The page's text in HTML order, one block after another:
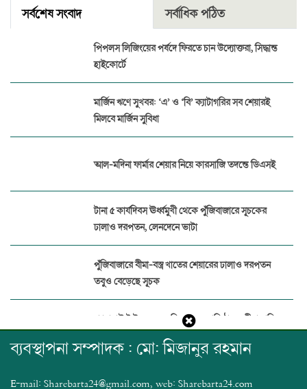
সর্বশেষ সংবাদ সর্বাধিক পঠিত
পিপলস লিজিংয়ের পর্ষদে ফিরতে চান উদ্যোক্তরা, সিদ্ধান্ত
হাইকোর্টে
মার্জিন ঋণে সুখবর: ‘এ’ ও ‘বি’ ক্যাটাগরির সব শেয়ারই
মিলবে মার্জিন সুবিধা
আল-মদিনা ফার্মার শেয়ার নিয়ে কারসাজি তদন্তে ডিএসই
টানা ৫ কার্যদিবস ঊর্ধ্বমুখী থেকে পুঁজিবাজারে সূচকের
ঢালাও দরপতন, লেনদেনে ভাটা
পুঁজিবাজারে বীমা-বস্ত্র খাতের শেয়ারের ঢালাও দরপতন
তবুও বেড়েছে সূচক
প্যারামাউন্ট ইন্স্যুরেন্সের বিরুদ্ধে ১৭ প্রতিষ্ঠানের বীমা দাবির
অর্থ আত্মসাত
ব্যবস্থাপনা সম্পাদক : মো: মিজানুর রহমান
E-mail: Sharebarta24@gmail.com, web: Sharebarta24.com